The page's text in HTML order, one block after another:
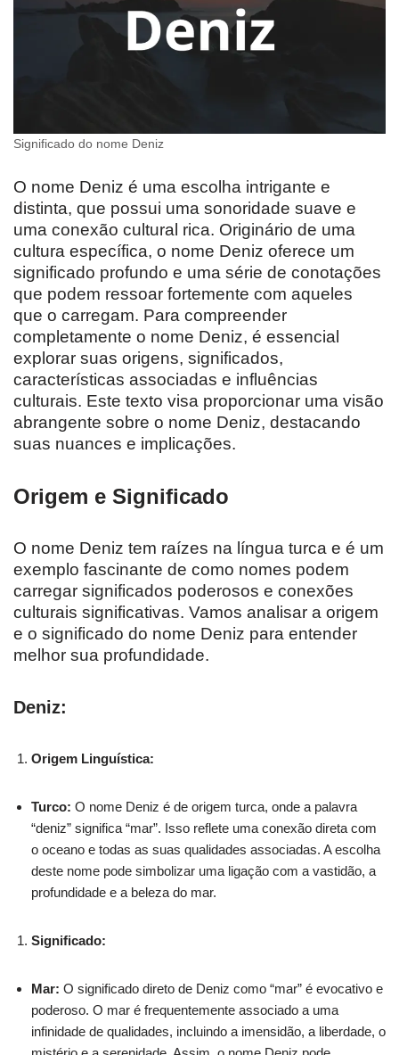
Significado do nome Deniz
O nome Deniz é uma escolha intrigante e
distinta, que possui uma sonoridade suave e
uma conexão cultural rica. Originário de uma
cultura específica, o nome Deniz oferece um
significado profundo e uma série de conotações
que podem ressoar fortemente com aqueles
que o carregam. Para compreender
completamente o nome Deniz, é essencial
explorar suas origens, significados,
características associadas e influências
culturais. Este texto visa proporcionar uma visão
abrangente sobre o nome Deniz, destacando
suas nuances e implicações.
Origem e Significado
O nome Deniz tem raízes na língua turca e é um
exemplo fascinante de como nomes podem
carregar significados poderosos e conexões
culturais significativas. Vamos analisar a origem
e o significado do nome Deniz para entender
melhor sua profundidade.
Deniz:
Origem Linguística:
Turco: O nome Deniz é de origem turca, onde a palavra
“deniz” significa “mar”. Isso reflete uma conexão direta com
o oceano e todas as suas qualidades associadas. A escolha
deste nome pode simbolizar uma ligação com a vastidão, a
profundidade e a beleza do mar.
Significado:
Mar: O significado direto de Deniz como “mar” é evocativo e
poderoso. O mar é frequentemente associado a uma
infinidade de qualidades, incluindo a imensidão, a liberdade, o